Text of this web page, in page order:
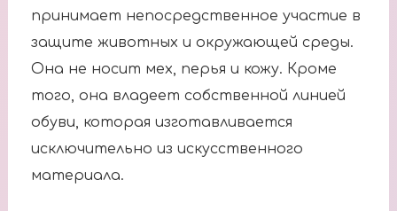
принимает непосредственное участие в
защите животных и окружающей среды.
Она не носит мех, перья и кожу. Кроме
того, она владеет собственной линией
обуви, которая изготавливается
исключительно из искусственного
материала.